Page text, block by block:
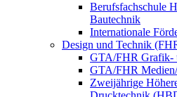
Berufsfachschule
Bautechnik
Internationale
Design und Technik
GTA/FHR Grafik-
GTA/FHR
Zweijährige